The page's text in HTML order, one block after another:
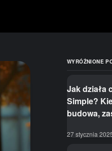
WYRÓŻNIONE
Jak działa
Simple?
budowa,
27 stycznia